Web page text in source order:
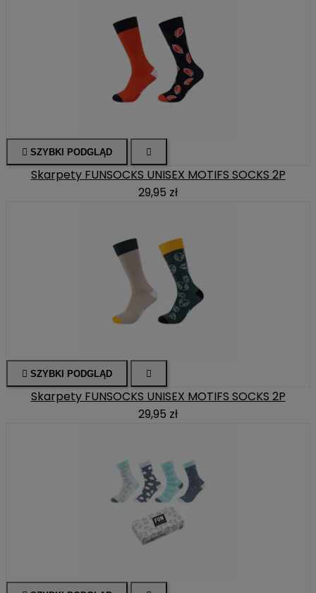
 SZYBKI PODGLĄD 
Skarpety FUNSOCKS UNISEX MOTIFS SOCKS 2P
29,95 zł
 SZYBKI PODGLĄD 
Skarpety FUNSOCKS UNISEX MOTIFS SOCKS 2P
29,95 zł